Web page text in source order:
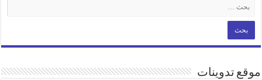
موقع تدوينات